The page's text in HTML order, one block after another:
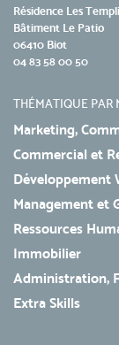
Résidence Les
Bâtiment Le Patio
06410 Biot
04 83 58 00 50
THÉMATIQUE PAR
Marketing,
Commercial et
Développement
Management et
Ressources
Immobilier
Administration,
Extra Skills